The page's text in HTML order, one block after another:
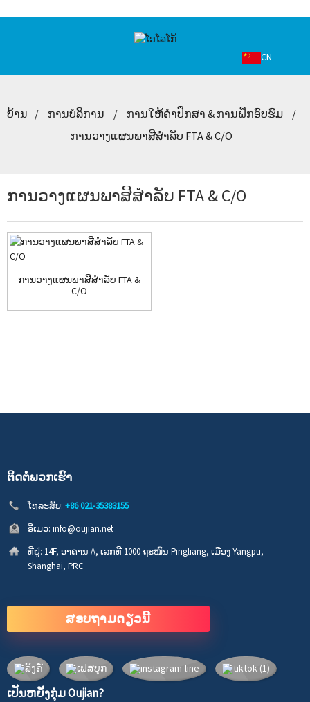
CN
ບ້ານ ການບໍລິການ
ການໃຫ້ຄໍາປຶກສາ & ການຝຶກອົບຮົມ
ການວາງແຜນພາສີສໍາລັບ FTA & C/O
ການວາງແຜນພາສີສໍາລັບ FTA & C/O
ການວາງແຜນພາສີສໍາລັບ FTA &
C/O
ຕິດ​ຕໍ່​ພວກ​ເຮົາ
ໂທລະສັບ: +86 021-35383155
ອີເມວ: info@oujian.net
ທີ່ຢູ່: 14F, ອາຄານ A, ເລກທີ 1000 ຖະໜົນ Pingliang, ເມືອງ Yangpu,
Shanghai, PRC
ສອບຖາມດຽວນີ້
ເປັນຫຍັງກຸ່ມ Oujian?